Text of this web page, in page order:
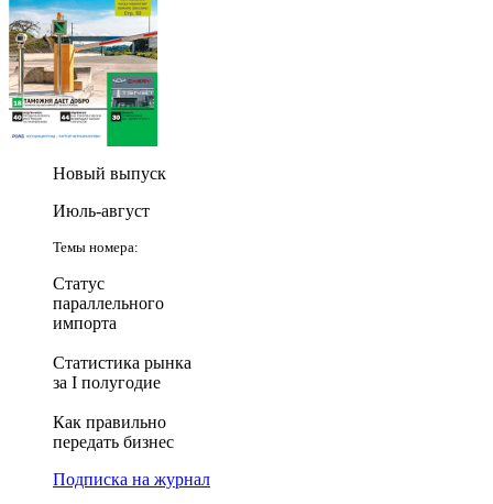
Новый выпуск
Июль-август
Темы номера:
Статус
параллельного
импорта
Статистика рынка
за I полугодие
Как правильно
передать бизнес
Подписка на журнал